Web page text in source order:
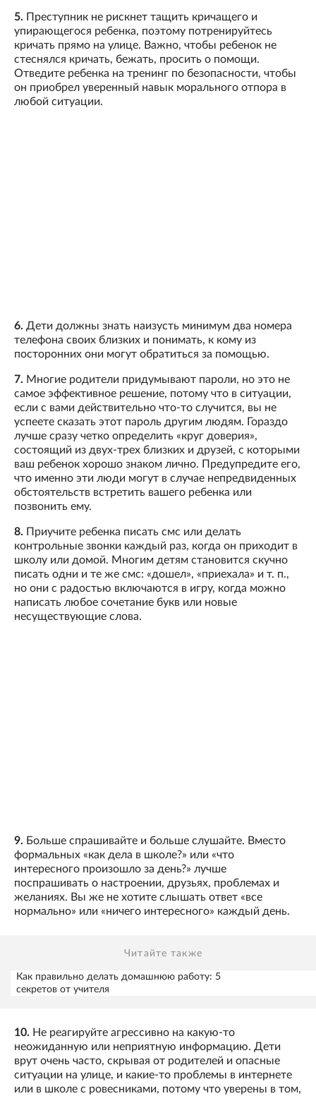
5. Преступник не рискнет тащить кричащего и
упирающегося ребенка, поэтому потренируйтесь
кричать прямо на улице. Важно, чтобы ребенок не
стеснялся кричать, бежать, просить о помощи.
Отведите ребенка на тренинг по безопасности, чтобы
он приобрел уверенный навык морального отпора в
любой ситуации.
6. Дети должны знать наизусть минимум два номера
телефона своих близких и понимать, к кому из
посторонних они могут обратиться за помощью.
7. Многие родители придумывают пароли, но это не
самое эффективное решение, потому что в ситуации,
если с вами действительно что-то случится, вы не
успеете сказать этот пароль другим людям. Гораздо
лучше сразу четко определить «круг доверия»,
состоящий из двух-трех близких и друзей, с которыми
ваш ребенок хорошо знаком лично. Предупредите его,
что именно эти люди могут в случае непредвиденных
обстоятельств встретить вашего ребенка или
позвонить ему.
8. Приучите ребенка писать смс или делать
контрольные звонки каждый раз, когда он приходит в
школу или домой. Многим детям становится скучно
писать одни и те же смс: «дошел», «приехала» и т. п.,
но они с радостью включаются в игру, когда можно
написать любое сочетание букв или новые
несуществующие слова.
9. Больше спрашивайте и больше слушайте. Вместо
формальных «как дела в школе?» или «что
интересного произошло за день?» лучше
поспрашивать о настроении, друзьях, проблемах и
желаниях. Вы же не хотите слышать ответ «все
нормально» или «ничего интересного» каждый день.
Читайте также
Как правильно делать домашнюю работу: 5
секретов от учителя
10. Не реагируйте агрессивно на какую-то
неожиданную или неприятную информацию. Дети
врут очень часто, скрывая от родителей и опасные
ситуации на улице, и какие-то проблемы в интернете
или в школе с ровесниками, потому что уверены в том,